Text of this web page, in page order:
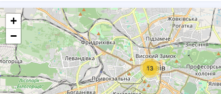
Віддайте себе цій неповторній процедурі і отримайте
незабутні враження і користь для свого здоров'я.
13
+
−